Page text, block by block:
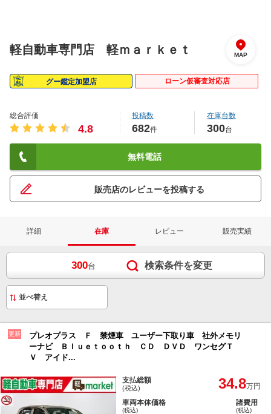
軽自動車専門店 軽ｍａｒｋｅｔ MAP
グー鑑定加盟店 ローン仮審査対応店
総合評価
4.8
投稿数
682件
在庫台数
300台
無料電話
販売店のレビューを投稿する
詳細 在庫 レビュー 販売実績
300台 検索条件を変更
更新
プレオプラス Ｆ 禁煙車 ユーザー下取り車 社外メモリ
ーナビ Ｂｌｕｅｔｏｏｔｈ ＣＤ ＤＶＤ ワンセグＴ
Ｖ アイド...
支払総額
(税込) 34.8万円
車両本体価格
(税込)
諸費用
(税込)